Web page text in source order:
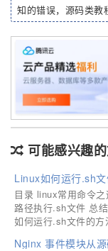
知的错误，源码类教
可能感兴趣
Linux如何运行.sh
目录 linux常用命令
路径执行.sh文件 总
如何运行.sh文件的
Nginx 事件模块从